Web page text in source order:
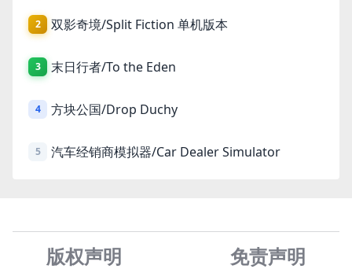
2 双影奇境/Split Fiction 单机版本
3 末日行者/To the Eden
4 方块公国/Drop Duchy
5 汽车经销商模拟器/Car Dealer Simulator
版权声明 免责声明